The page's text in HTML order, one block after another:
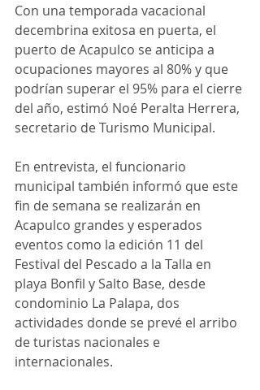
Con una temporada vacacional
decembrina exitosa en puerta, el
puerto de Acapulco se anticipa a
ocupaciones mayores al 80% y que
podrían superar el 95% para el cierre
del año, estimó Noé Peralta Herrera,
secretario de Turismo Municipal.
En entrevista, el funcionario
municipal también informó que este
fin de semana se realizarán en
Acapulco grandes y esperados
eventos como la edición 11 del
Festival del Pescado a la Talla en
playa Bonfil y Salto Base, desde
condominio La Palapa, dos
actividades donde se prevé el arribo
de turistas nacionales e
internacionales.